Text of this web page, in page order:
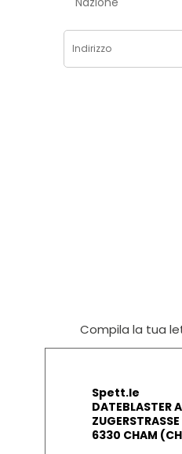
Compila la tua
Spett.le
DATEBLASTER
6330 CHAM